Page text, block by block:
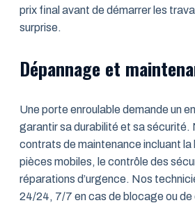
prix final avant de démarrer les
surprise.
Dépannage et
Une porte enroulable demande un
garantir sa durabilité et sa sécurité.
contrats de maintenance incluant la
pièces mobiles, le contrôle des
réparations d’urgence. Nos
24/24, 7/7 en cas de blocage ou